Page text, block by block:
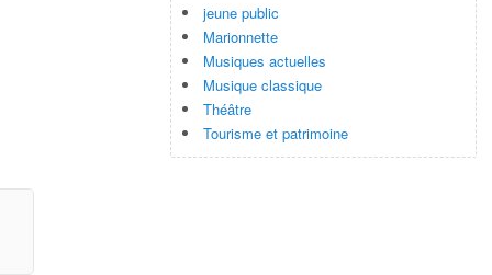
jeune public
Marionnette
Musiques actuelles
Musique classique
Théâtre
Tourisme et patrimoine